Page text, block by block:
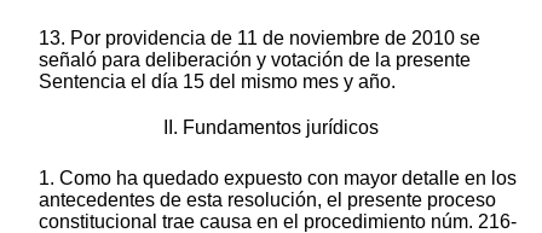
13. Por providencia de 11 de noviembre de 2010 se
señaló para deliberación y votación de la presente
Sentencia el día 15 del mismo mes y año.
II. Fundamentos jurídicos
1. Como ha quedado expuesto con mayor detalle en los
antecedentes de esta resolución, el presente proceso
constitucional trae causa en el procedimiento núm. 216-